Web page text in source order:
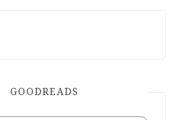
GOODREADS